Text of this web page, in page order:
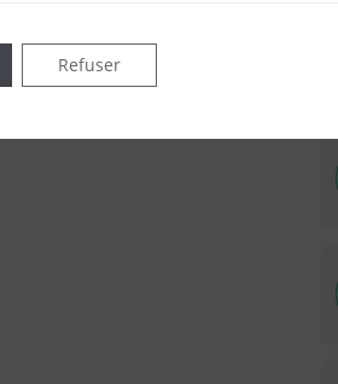
DÉPARTEMENT DU 91 -
Refuser